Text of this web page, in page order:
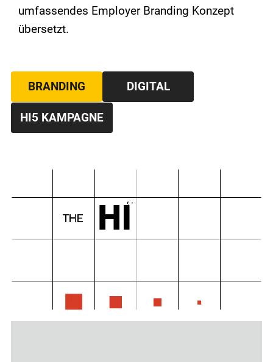
umfassendes Employer Branding Konzept
übersetzt.
BRANDING DIGITAL
HI5 KAMPAGNE